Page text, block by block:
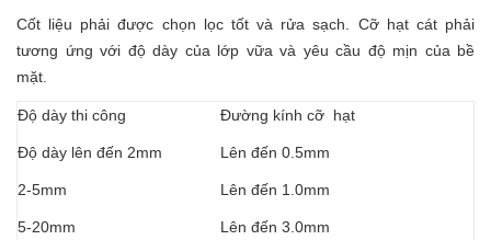
Cốt liệu phải được chọn lọc tốt và rửa sạch. Cỡ hạt cát phải
tương ứng với độ dày của lớp vữa và yêu cầu độ mịn của bề
mặt.
Độ dày thi công Đường kính cỡ hạt
Độ dày lên đến 2mm
2-5mm
5-20mm
Lên đến 0.5mm
Lên đến 1.0mm
Lên đến 3.0mm